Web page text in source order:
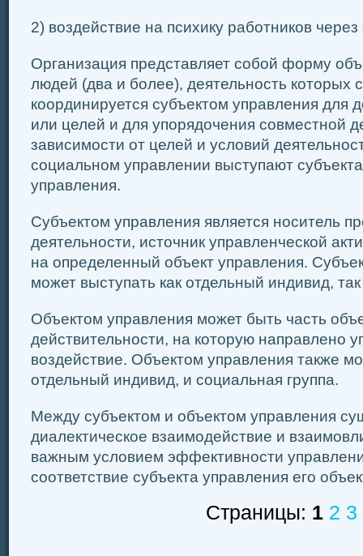
2) воздействие на психику работников
Организация представляет собой форму
людей (два и более), деятельность которых
координируется субъектом управления для
или целей и для упорядочения совместной
зависимости от целей и условий
социальном управлении выступают
управления.
Субъектом управления является носитель
деятельности, источник управленческой
на определенный объект управления.
может выступать как отдельный индивид,
Объектом управления может быть часть
действительности, на которую направлено
воздействие. Объектом управления также
отдельный индивид, и социальная группа.
Между субъектом и объектом управления
диалектическое взаимодействие и
важным условием эффективности
соответствие субъекта управления его
Страницы: 1 2 3